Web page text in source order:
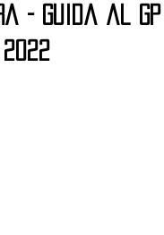
- Guida al GP